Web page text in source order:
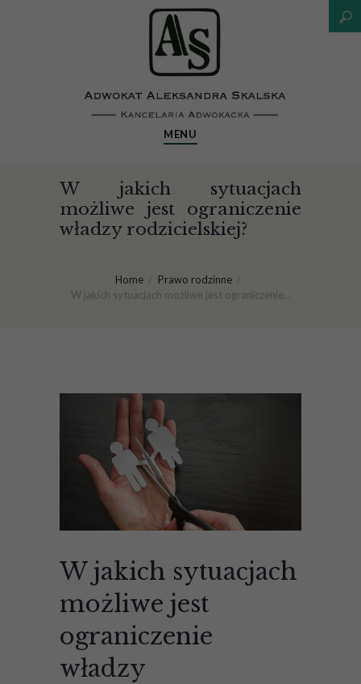
MENU
W jakich sytuacjach
możliwe jest ograniczenie
władzy rodzicielskiej?
Home
Prawo rodzinne
W jakich sytuacjach możliwe jest ograniczenie...
W jakich sytuacjach
możliwe jest
ograniczenie
władzy